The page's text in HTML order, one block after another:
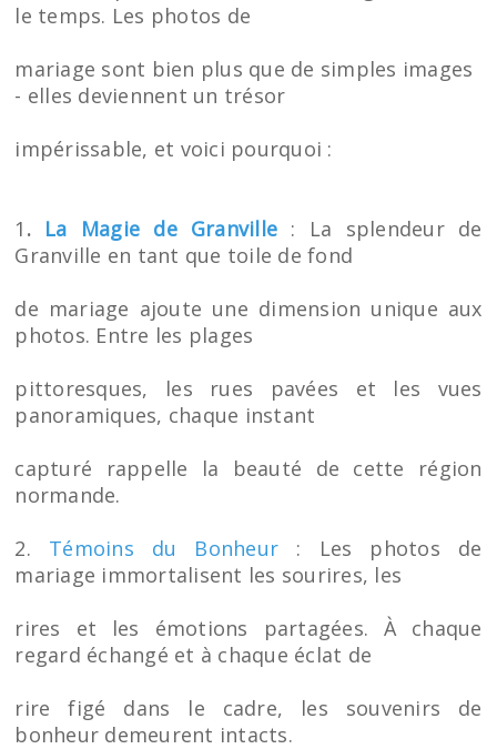
le temps. Les photos de
mariage sont bien plus que de simples images
- elles deviennent un trésor
impérissable, et voici pourquoi :
1 . La Magie de Granville : La splendeur de
Granville en tant que toile de fond
de mariage ajoute une dimension unique aux
photos. Entre les plages
pittoresques, les rues pavées et les vues
panoramiques, chaque instant
capturé rappelle la beauté de cette région
normande.
2. Témoins du Bonheur : Les photos de
mariage immortalisent les sourires, les
rires et les émotions partagées. À chaque
regard échangé et à chaque éclat de
rire figé dans le cadre, les souvenirs de
bonheur demeurent intacts.